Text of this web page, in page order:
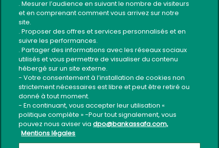
Code éthique du recouvrement
Guide Sécurité Application Mobile
Usage sécurisé services bancaires
Suivez-nous
. Mesurer l’audience en suivant le nombre de visiteurs
et en comprenant comment vous arrivez sur notre
site.
. Proposer des offres et services personnalisés et en
suivre les performances.
. Partager des informations avec les réseaux sociaux
utilisés et vous permettre de visualiser du contenu
hébergé sur un site externe.
- Votre consentement à l’installation de cookies non
strictement nécessaires est libre et peut être retiré ou
donné à tout moment.
- En continuant, vous accepter leur utilisation «
politique complète » -Pour tout signalement, vous
pouvez nous aviser viadpo@bankassafa.com,
Mentions légales